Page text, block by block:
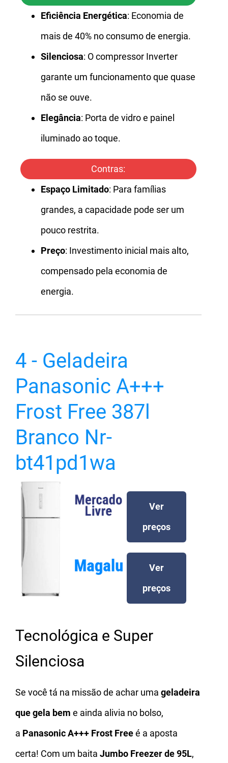
Eficiência Energética: Economia de
mais de 40% no consumo de energia.
Silenciosa: O compressor Inverter
garante um funcionamento que quase
não se ouve.
Elegância: Porta de vidro e painel
iluminado ao toque.
Contras:
Espaço Limitado: Para famílias
grandes, a capacidade pode ser um
pouco restrita.
Preço: Investimento inicial mais alto,
compensado pela economia de
energia.
4 - Geladeira
Panasonic A+++
Frost Free 387l
Branco Nr-
bt41pd1wa
Ver
preços
Ver
preços
Tecnológica e Super
Silenciosa
Se você tá na missão de achar uma geladeira
que gela bem e ainda alivia no bolso,
a Panasonic A+++ Frost Freeé a aposta
certa! Com um baita Jumbo Freezer de 95L,